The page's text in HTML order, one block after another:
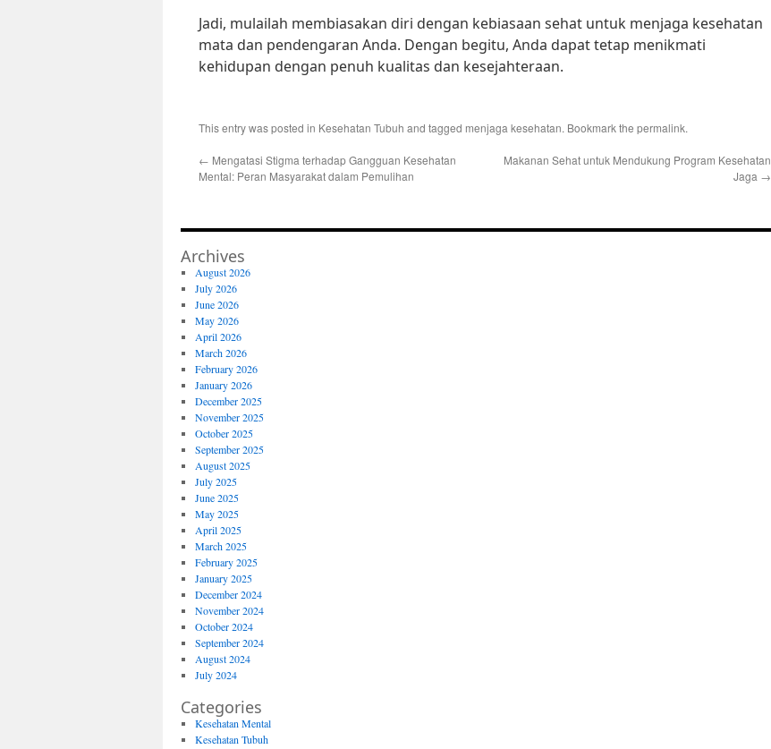
Jadi, mulailah membiasakan diri dengan kebiasaan sehat untuk menjaga kesehatan
mata dan pendengaran Anda. Dengan begitu, Anda dapat tetap menikmati
kehidupan dengan penuh kualitas dan kesejahteraan.
This entry was posted in Kesehatan Tubuh and tagged menjaga kesehatan. Bookmark the permalink.
← Mengatasi Stigma terhadap Gangguan Kesehatan
Mental: Peran Masyarakat dalam Pemulihan
Makanan Sehat untuk Mendukung Program Kesehatan
Jaga →
Archives
August 2026
July 2026
June 2026
May 2026
April 2026
March 2026
February 2026
January 2026
December 2025
November 2025
October 2025
September 2025
August 2025
July 2025
June 2025
May 2025
April 2025
March 2025
February 2025
January 2025
December 2024
November 2024
October 2024
September 2024
August 2024
July 2024
Categories
Kesehatan Mental
Kesehatan Tubuh